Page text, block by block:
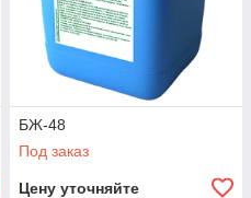
БЖ-48
Под заказ
Цену уточняйте